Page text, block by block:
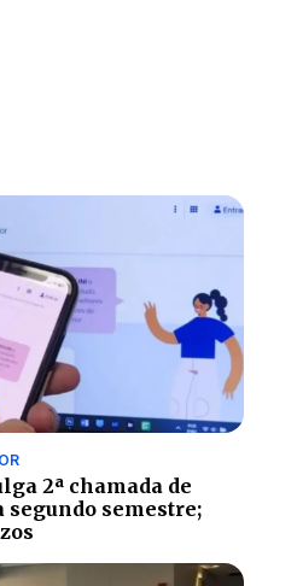
2ª chamada de
segundo semestre;